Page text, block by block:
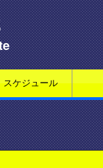
スケジュール